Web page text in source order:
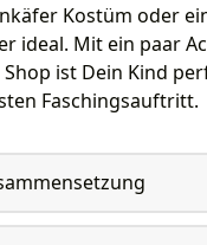
Kostüm oder
ideal. Mit ein paar
ist Dein Kind
Faschingsauftritt.